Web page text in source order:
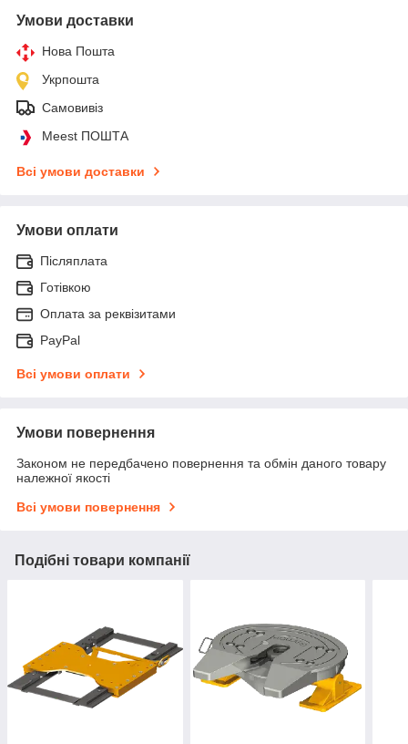
Умови доставки
Нова Пошта
Укрпошта
Самовивіз
Meest ПОШТА
Всі умови доставки
Умови оплати
Післяплата
Готівкою
Оплата за реквізитами
PayPal
Всі умови оплати
Умови повернення
Законом не передбачено повернення та обмін даного товару
належної якості
Всі умови повернення
Подібні товари компанії